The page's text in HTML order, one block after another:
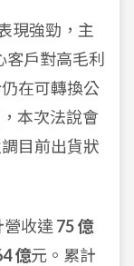
現強勁，主
戶對高毛利
在可轉換公
，本次法說會
目前出貨狀
營收達 75 億
億元。累計